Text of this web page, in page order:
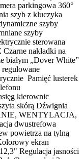
parkingowa 360°
szyb z kluczyka
szyby
szyby
sterowana
nakładki na
białym „Dover White”
regulowane
Pamięć lusterek
kierownic
skórą Dźwignia
WENTYLACJA,
dwustrefowa
powietrza na tylną
ekran
Regulacja jasności